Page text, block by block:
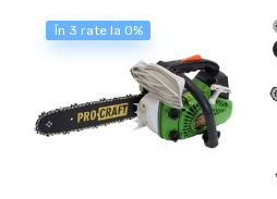
În 3 rate la 0%